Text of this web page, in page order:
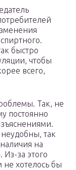
быстро
чтобы
всего,
Так, не
постоянно
так
на
за этого
не хотелось бы